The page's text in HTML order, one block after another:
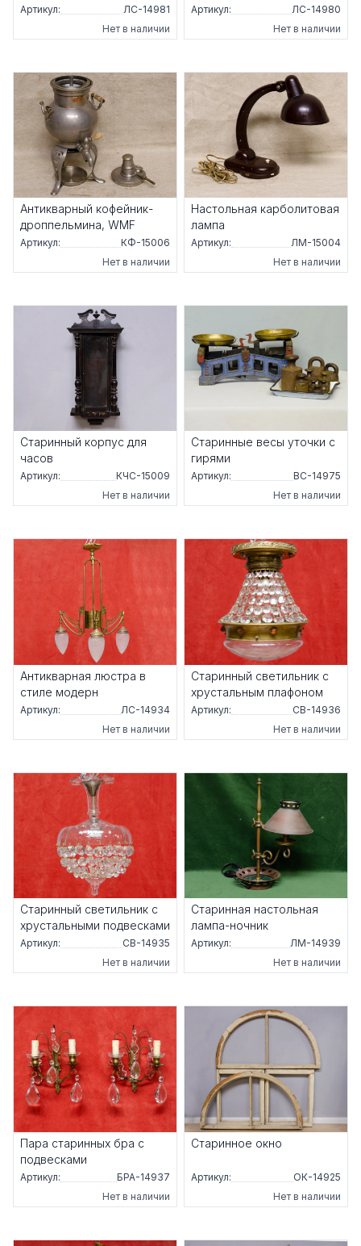
Артикул:
ЛС-14981
Нет в наличии
Артикул:
ЛС-14980
Нет в наличии
Антикварный кофейник-
дроппельмина, WMF
Артикул:
КФ-15006
Нет в наличии
Настольная карболитовая
лампа
Артикул:
ЛМ-15004
Нет в наличии
Старинный корпус для
часов
Артикул:
КЧС-15009
Нет в наличии
Старинные весы уточки с
гирями
Артикул:
ВС-14975
Нет в наличии
Антикварная люстра в
стиле модерн
Артикул:
ЛС-14934
Нет в наличии
Старинный светильник с
хрустальным плафоном
Артикул:
СВ-14936
Нет в наличии
Старинный светильник с
хрустальными подвесками
Артикул:
СВ-14935
Нет в наличии
Старинная настольная
лампа-ночник
Артикул:
ЛМ-14939
Нет в наличии
Пара старинных бра с
подвесками
Артикул:
БРА-14937
Нет в наличии
Старинное окно
Артикул:
ОК-14925
Нет в наличии